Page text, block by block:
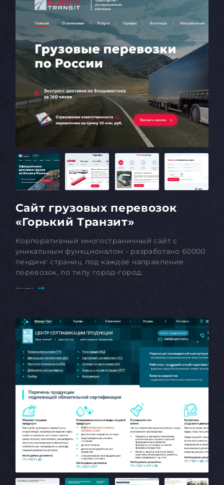
Сайт грузовых перевозок
«Горький Транзит»
Корпоративный многостраничный сайт с
уникальным функционалом - разработано 60000
лендинг страниц под каждое направление
перевозок, по типу город-город.
Смотреть подробнее